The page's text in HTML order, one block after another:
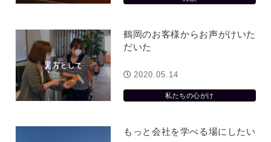
鶴岡のお客様からお声がけいた
だいた
私たちの心がけ
2020.05.14
もっと会社を学べる場にしたい